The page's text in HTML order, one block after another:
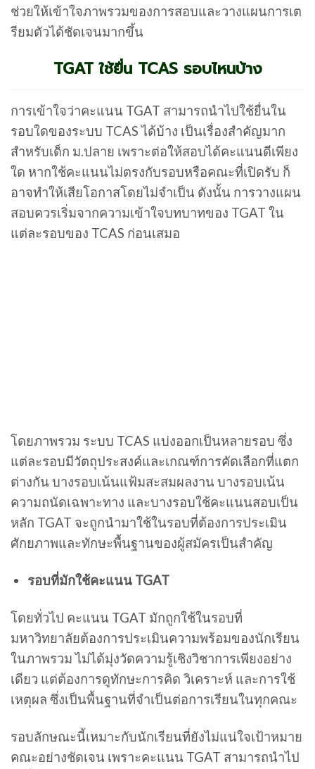
ช่วยให้เข้าใจภาพรวมของการสอบและวางแผนการเต
รียมตัวได้ชัดเจนมากขึ้น
TGAT ใช้ยื่น TCAS รอบไหนบ้าง
การเข้าใจว่าคะแนน TGAT สามารถนำไปใช้ยื่นใน
รอบใดของระบบ TCAS ได้บ้าง เป็นเรื่องสำคัญมาก
สำหรับเด็ก ม.ปลาย เพราะต่อให้สอบได้คะแนนดีเพียง
ใด หากใช้คะแนนไม่ตรงกับรอบหรือคณะที่เปิดรับ ก็
อาจทำให้เสียโอกาสโดยไม่จำเป็น ดังนั้น การวางแผน
สอบควรเริ่มจากความเข้าใจบทบาทของ TGAT ใน
แต่ละรอบของ TCAS ก่อนเสมอ
โดยภาพรวม ระบบ TCAS แบ่งออกเป็นหลายรอบ ซึ่ง
แต่ละรอบมีวัตถุประสงค์และเกณฑ์การคัดเลือกที่แตก
ต่างกัน บางรอบเน้นแฟ้มสะสมผลงาน บางรอบเน้น
ความถนัดเฉพาะทาง และบางรอบใช้คะแนนสอบเป็น
หลัก TGAT จะถูกนำมาใช้ในรอบที่ต้องการประเมิน
ศักยภาพและทักษะพื้นฐานของผู้สมัครเป็นสำคัญ
รอบที่มักใช้คะแนน TGAT
โดยทั่วไป คะแนน TGAT มักถูกใช้ในรอบที่
มหาวิทยาลัยต้องการประเมินความพร้อมของนักเรียน
ในภาพรวม ไม่ได้มุ่งวัดความรู้เชิงวิชาการเพียงอย่าง
เดียว แต่ต้องการดูทักษะการคิด วิเคราะห์ และการใช้
เหตุผล ซึ่งเป็นพื้นฐานที่จำเป็นต่อการเรียนในทุกคณะ
รอบลักษณะนี้เหมาะกับนักเรียนที่ยังไม่แน่ใจเป้าหมาย
คณะอย่างชัดเจน เพราะคะแนน TGAT สามารถนำไป